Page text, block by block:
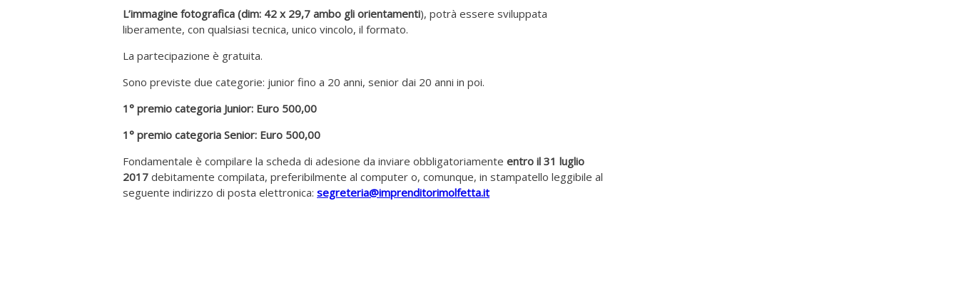
L’immagine fotografica (dim: 42 x 29,7 ambo gli orientamenti), potrà essere sviluppata
liberamente, con qualsiasi tecnica, unico vincolo, il formato.
La partecipazione è gratuita.
Sono previste due categorie: junior fino a 20 anni, senior dai 20 anni in poi.
1° premio categoria Junior: Euro 500,00
1° premio categoria Senior: Euro 500,00
Fondamentale è compilare la scheda di adesione da inviare obbligatoriamente entro il 31 luglio
2017 debitamente compilata, preferibilmente al computer o, comunque, in stampatello leggibile al
seguente indirizzo di posta elettronica: segreteria@imprenditorimolfetta.it